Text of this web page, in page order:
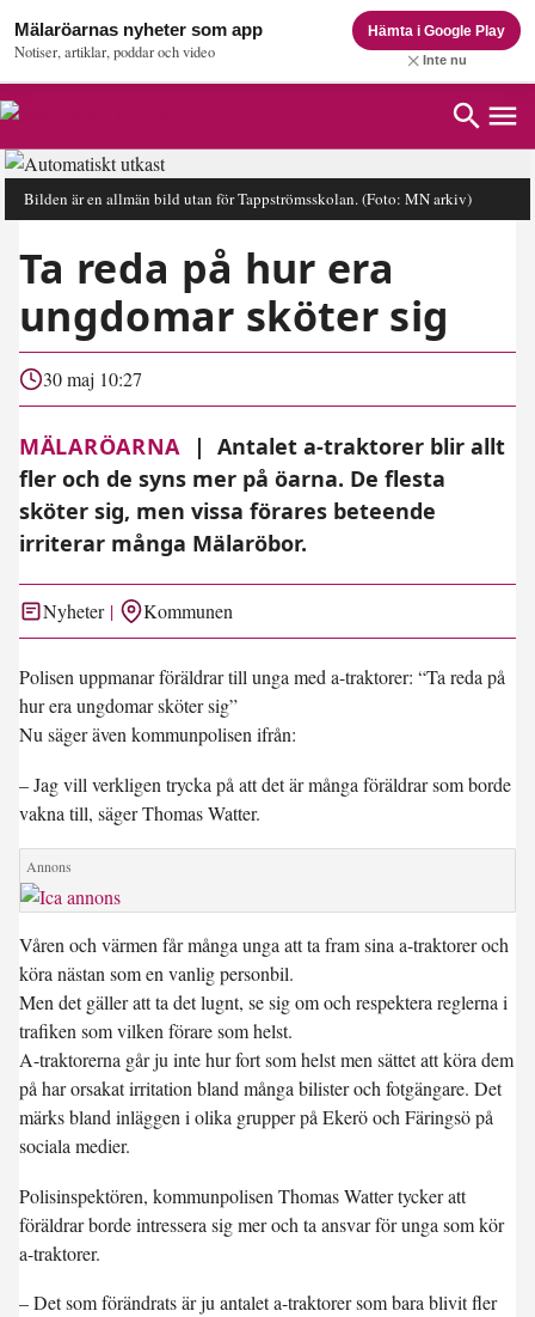
Mälaröarnas nyheter som app
Notiser, artiklar, poddar och video
Hämta i Google Play
Inte nu
Bilden är en allmän bild utan för Tappströmsskolan.(Foto: MN arkiv)
Ta reda på hur era
ungdomar sköter sig
30 maj 10:27
MÄLARÖARNA | Antalet a-traktorer blir allt
fler och de syns mer på öarna. De flesta
sköter sig, men vissa förares beteende
irriterar många Mälaröbor.
Nyheter Kommunen
Polisen uppmanar föräldrar till unga med a-traktorer: “Ta reda på
hur era ungdomar sköter sig”
Nu säger även kommunpolisen ifrån:
– Jag vill verkligen trycka på att det är många föräldrar som borde
vakna till, säger Thomas Watter.
Våren och värmen får många unga att ta fram sina a-traktorer och
köra nästan som en vanlig personbil.
Men det gäller att ta det lugnt, se sig om och respektera reglerna i
trafiken som vilken förare som helst.
A-traktorerna går ju inte hur fort som helst men sättet att köra dem
på har orsakat irritation bland många bilister och fotgängare. Det
märks bland inläggen i olika grupper på Ekerö och Färingsö på
sociala medier.
Polisinspektören, kommunpolisen Thomas Watter tycker att
föräldrar borde intressera sig mer och ta ansvar för unga som kör
a-traktorer.
– Det som förändrats är ju antalet a-traktorer som bara blivit fler